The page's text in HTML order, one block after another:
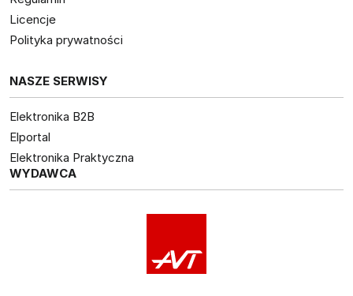
Licencje
Polityka prywatności
NASZE SERWISY
Elektronika B2B
Elportal
Elektronika Praktyczna
WYDAWCA